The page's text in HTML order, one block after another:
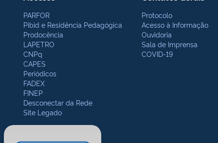
PARFOR
Pibid e Residência Pedagógica
Prodocência
LAPETRO
CNPq
CAPES
Periódicos
FADEX
FINEP
Desconectar da Rede
Site Legado
Protocolo
Acesso à Informação
Ouvidoria
Sala de Imprensa
COVID-19